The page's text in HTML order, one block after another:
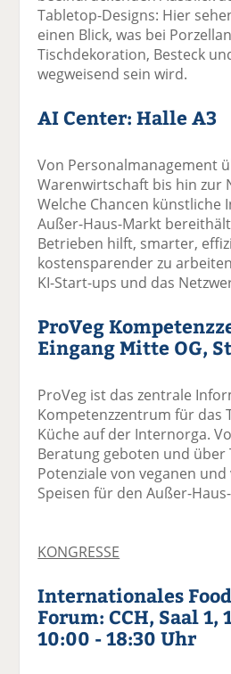
Tabletop-Designs: Hier
einen Blick, was bei
Tischdekoration, Besteck
wegweisend sein wird.
AI Center: Halle A3
Von Personalmanagement
Warenwirtschaft bis hin zur
Welche Chancen künstliche
Außer-Haus-Markt
Betrieben hilft, smarter,
kostensparender zu
KI-Start-ups und das
ProVeg
Eingang Mitte OG,
ProVeg ist das zentrale
Kompetenzzentrum für das
Küche auf der Internorga.
Beratung geboten und über
Potenziale von veganen
Speisen für den Außer-
KONGRESSE
Internationales
Forum: CCH, Saal 1,
10:00 - 18:30 Uhr